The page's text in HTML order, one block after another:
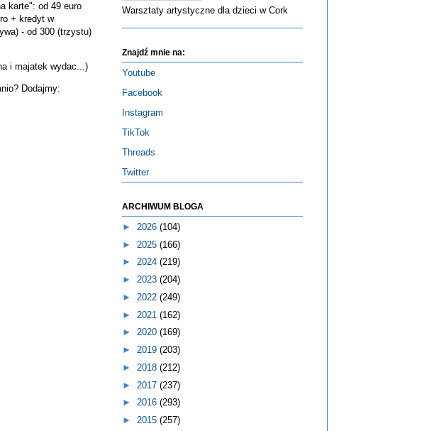
karte": od 49 euro
+ kredyt w
- od 300 (trzystu)
i majatek wydac...)
Dodajmy:
Warsztaty artystyczne dla dzieci w Cork
Znajdź mnie na:
Youtube
Facebook
Instagram
TikTok
Threads
Twitter
ARCHIWUM BLOGA
► 2026 (104)
► 2025 (166)
► 2024 (219)
► 2023 (204)
► 2022 (249)
► 2021 (162)
► 2020 (169)
► 2019 (203)
► 2018 (212)
► 2017 (237)
► 2016 (293)
► 2015 (257)